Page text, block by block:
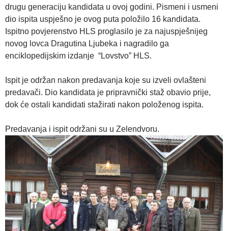
drugu generaciju kandidata u ovoj godini. Pismeni i usmeni
dio ispita uspješno je ovog puta položilo 16 kandidata.
Ispitno povjerenstvo HLS proglasilo je za najuspješnijeg
novog lovca Dragutina Ljubeka i nagradilo ga
enciklopedijskim izdanje “Lovstvo” HLS.
Ispit je održan nakon predavanja koje su izveli ovlašteni
predavači. Dio kandidata je pripravnički staž obavio prije,
dok će ostali kandidati stažirati nakon položenog ispita.
Predavanja i ispit održani su u Zelendvoru.